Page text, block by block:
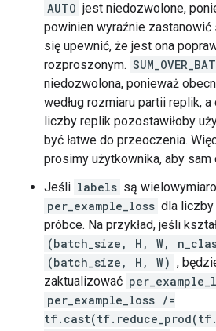
attr {
  key: "is_files"
  value {
    b: false
attr {
  key: "metadata"
  value {
s:
  key: "output_shapes"
  value {
    list {
      shape {
        dim {
          size: 28
        }
        dim {
AUTO jest niedozwolone,
powinien wyraźnie zastanowić
się upewnić, że jest ona
rozproszonym.
niedozwolona, ​​ponieważ
według rozmiaru partii replik,
liczby replik pozostawiłoby
być łatwe do przeoczenia.
prosimy użytkownika, aby sam
Jeśli labels są
per_example_loss dla
próbce. Na przykład, jeśli
(batch_size, H, W,
(batch_size, H, W) ,
zaktualizować
per_example_loss /=